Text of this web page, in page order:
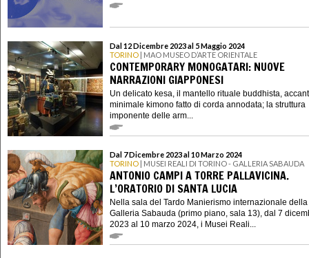
Dal 12 Dicembre 2023 al 5 Maggio 2024
TORINO | MAO MUSEO D’ARTE ORIENTALE
CONTEMPORARY MONOGATARI: NUOVE
NARRAZIONI GIAPPONESI
Un delicato kesa, il mantello rituale buddhista,
minimale kimono fatto di corda annodata; la struttura
imponente delle arm...
Dal 7 Dicembre 2023 al 10 Marzo 2024
TORINO | MUSEI REALI DI TORINO - GALLERIA SABAUDA
ANTONIO CAMPI A TORRE PALLAVICINA.
L’ORATORIO DI SANTA LUCIA
Nella sala del Tardo Manierismo internazionale della
Galleria Sabauda (primo piano, sala 13), dal 7
2023 al 10 marzo 2024, i Musei Reali...